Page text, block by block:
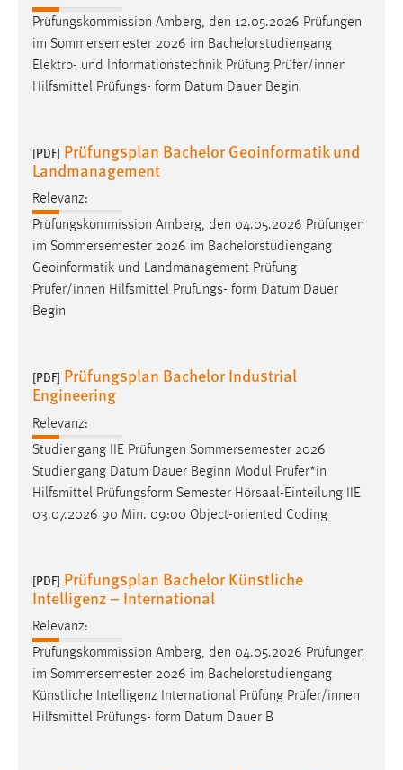
Prüfungskommission Amberg, den 12.05.2026 Prüfungen
im Sommersemester 2026 im Bachelorstudiengang
Elektro- und Informationstechnik Prüfung Prüfer/innen
Hilfsmittel Prüfungs- form Datum Dauer Begin
[PDF] Prüfungsplan Bachelor Geoinformatik und
Landmanagement
Relevanz:
Prüfungskommission Amberg, den 04.05.2026 Prüfungen
im Sommersemester 2026 im Bachelorstudiengang
Geoinformatik und Landmanagement Prüfung
Prüfer/innen Hilfsmittel Prüfungs- form Datum Dauer
Begin
[PDF] Prüfungsplan Bachelor Industrial
Engineering
Relevanz:
Studiengang IIE Prüfungen Sommersemester 2026
Studiengang Datum Dauer Beginn Modul Prüfer*in
Hilfsmittel Prüfungsform Semester Hörsaal-Einteilung IIE
03.07.2026 90 Min. 09:00 Object-oriented Coding
[PDF] Prüfungsplan Bachelor Künstliche
Intelligenz – International
Relevanz:
Prüfungskommission Amberg, den 04.05.2026 Prüfungen
im Sommersemester 2026 im Bachelorstudiengang
Künstliche Intelligenz International Prüfung Prüfer/innen
Hilfsmittel Prüfungs- form Datum Dauer B
1 Jahr
Performance
Zweck:
Für performante Seitenauslieferung wird in diesem Cookie
gespeichert, ob man eingeloggt ist.
Sprachpräferenz
Name:
Cookie Laufzeit:
Chat
Name:
MibewSessionID, MIBEW_UserID, mibew_locale, mibew-
Zweck:
Wird benötigt um die Chatfunktion nutzen zu können.
Cookie Laufzeit:
MibewSessionID, mibew-chat-frame-style-
5e9dbeb1811c0446 = Sitzungslaufzeit, mibew_locale = 3
Jahre, MIBEW_UserID = 1 Jahr